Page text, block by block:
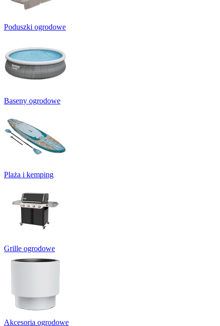
Poduszki ogrodowe
Baseny ogrodowe
Plaża i kemping
Grille ogrodowe
Akcesoria ogrodowe